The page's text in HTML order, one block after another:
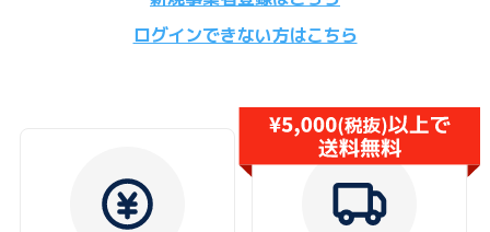
ログインできない方はこちら